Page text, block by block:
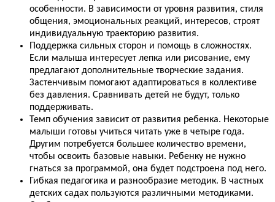
особенности. В зависимости от уровня развития, стиля
общения, эмоциональных реакций, интересов, строят
индивидуальную траекторию развития.
Поддержка сильных сторон и помощь в сложностях.
Если малыша интересует лепка или рисование, ему
предлагают дополнительные творческие задания.
Застенчивым помогают адаптироваться в коллективе
без давления. Сравнивать детей не будут, только
поддерживать.
Темп обучения зависит от развития ребенка. Некоторые
малыши готовы учиться читать уже в четыре года.
Другим потребуется большее количество времени,
чтобы освоить базовые навыки. Ребенку не нужно
гнаться за программой, она будет подстроена под него.
Гибкая педагогика и разнообразие методик. В частных
детских садах пользуются различными методиками.